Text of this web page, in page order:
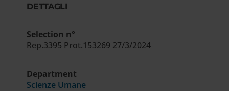
DETTAGLI
Selection n°
Rep.3395 Prot.153269 27/3/2024
Department
Scienze Umane